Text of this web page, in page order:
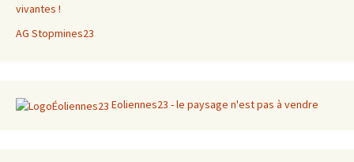
vivantes !
AG Stopmines23
Eoliennes23 - le paysage n'est pas à vendre